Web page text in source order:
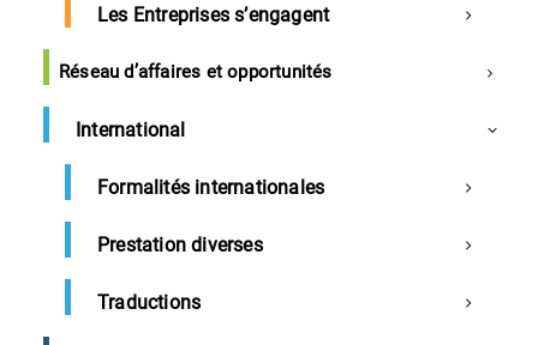
Les Entreprises s’engagent
Réseau d’affaires et opportunités
International
Formalités internationales
Prestation diverses
Traductions
CCI des Landes
préconisations de la CCI des Landes pour
les commerces et entreprises landaises